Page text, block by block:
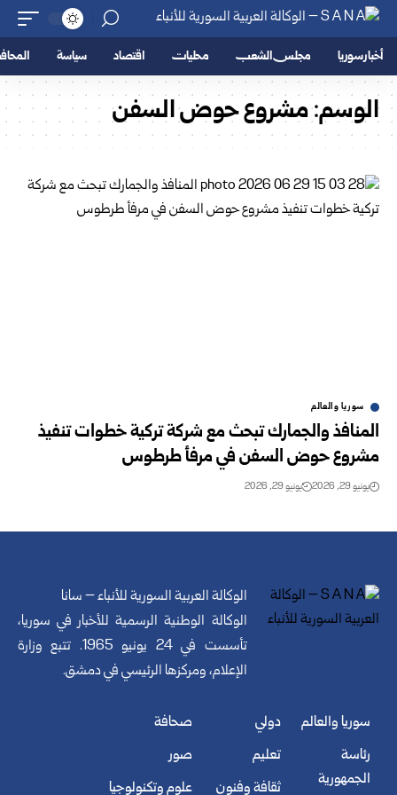
أخبار سوريا مجلس الشعب محليات اقتصاد سياسة
الوسم:مشروع حوض السفن
سوريا والعالم
المنافذ والجمارك تبحث مع شركة تركية خطوات تنفيذ
مشروع حوض السفن في مرفأ طرطوس
يونيو 29, 2026 يونيو 29, 2026
الوكالة العربية السورية للأنباء – سانا
الوكالة الوطنية الرسمية للأخبار في سوريا،
تأسست في 24 يونيو 1965. تتبع وزارة
الإعلام، ومركزها الرئيسي في دمشق.
سوريا والعالم
رئاسة
الجمهورية
دولي
تعليم
ثقافة وفنون
صحافة
صور
علوم وتكنولوجيا